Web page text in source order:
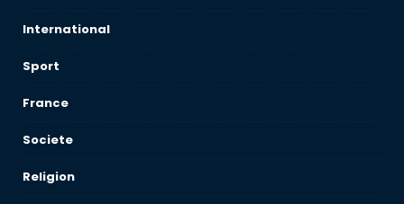
International
Sport
France
Societe
Religion